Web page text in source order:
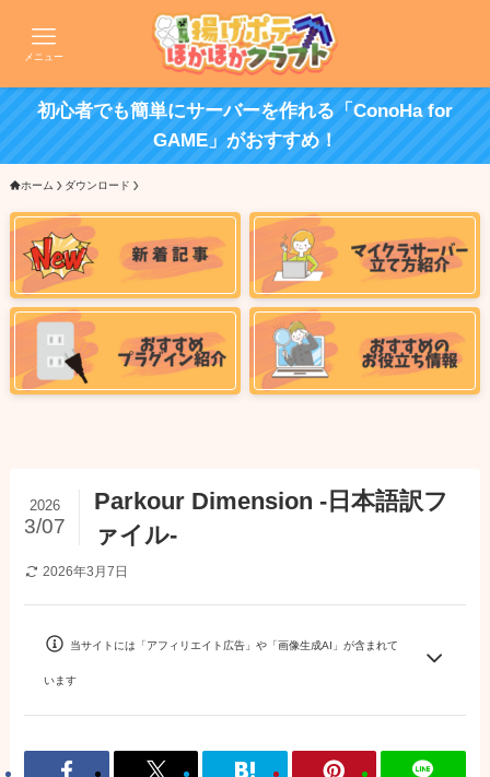
メニュー
初心者でも簡単にサーバーを作れる「ConoHa for
GAME」がおすすめ！
ホーム ダウンロード
Parkour Dimension -日本語訳フ
ァイル-
2026
3/07
2026年3月7日
当サイトには「アフィリエイト広告」や「画像生成AI」が含まれて
います